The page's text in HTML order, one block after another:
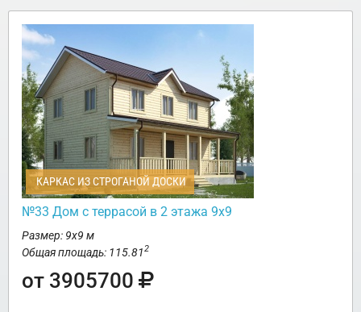
КАРКАС ИЗ СТРОГАНОЙ ДОСКИ
№33 Дом с террасой в 2 этажа 9х9
Размер: 9х9 м
Общая площадь: 115.812
от 3905700